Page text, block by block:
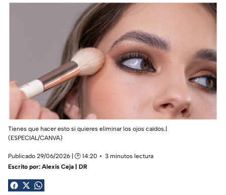
Tienes que hacer esto si quieres eliminar los ojos caídos.|
(ESPECIAL/CANVA)
Publicado 29/06/2026 | 🕑 14:20
3 minutos lectura
Escrito por: Alexis Ceja | DR